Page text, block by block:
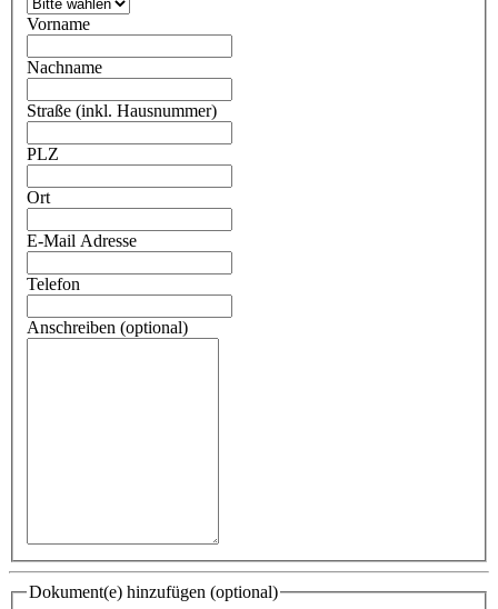
Vorname
Nachname
Straße (inkl. Hausnummer)
PLZ
Ort
E-Mail Adresse
Telefon
Anschreiben (optional)
Dokument(e) hinzufügen (optional)